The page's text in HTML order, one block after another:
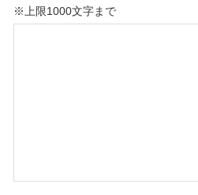
※上限1000文字まで